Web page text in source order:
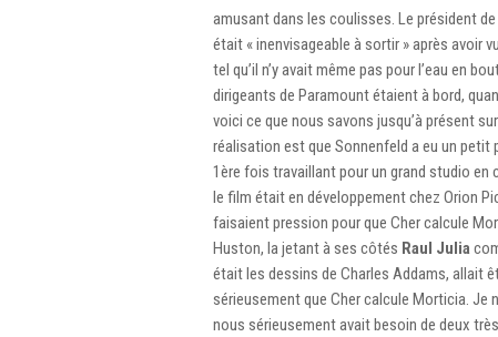
amusant dans les coulisses. Le président
était « inenvisageable à sortir » après avoir
tel qu’il n’y avait même pas pour l’eau en
dirigeants de Paramount étaient à bord,
voici ce que nous savons jusqu’à présent
réalisation est que Sonnenfeld a eu un petit
1ère fois travaillant pour un grand studio en
le film était en développement chez Orion
faisaient pression pour que Cher calcule
Huston, la jetant à ses côtés Raul Julia
était les dessins de Charles Addams, allait
sérieusement que Cher calcule Morticia. Je
nous sérieusement avait besoin de deux